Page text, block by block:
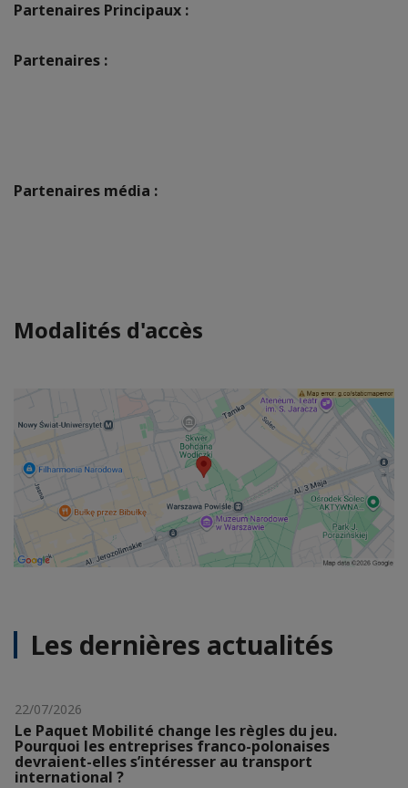
Partenaires Principaux :
Partenaires :
Partenaires média :
Modalités d'accès
Les dernières actualités
22/07/2026
Le Paquet Mobilité change les règles du jeu.
Pourquoi les entreprises franco-polonaises
devraient-elles s’intéresser au transport
international ?